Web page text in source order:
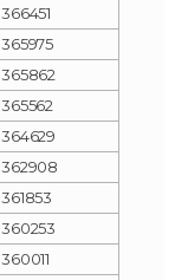
366451
365975
365862
365562
364629
362908
361853
360253
360011